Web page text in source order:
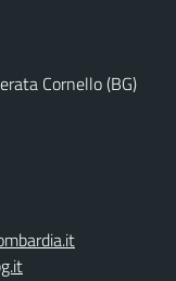
Cornello (BG)